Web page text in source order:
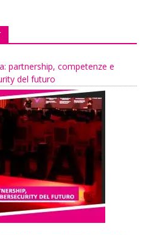
partnership, competenze e
del futuro